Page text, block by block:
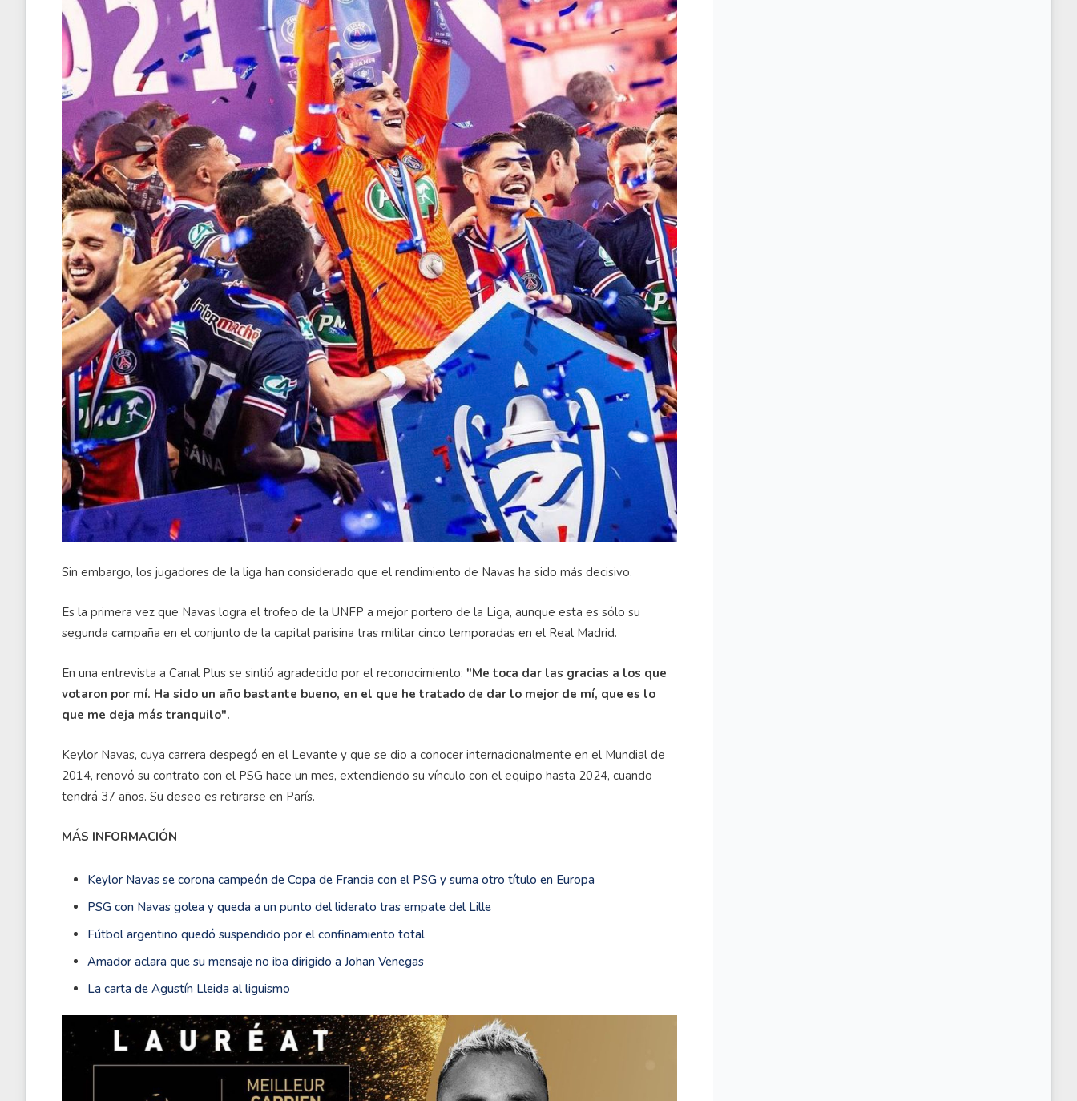
Sin embargo, los jugadores de la liga han considerado que el rendimiento de Navas ha sido más decisivo.
Es la primera vez que Navas logra el trofeo de la UNFP a mejor portero de la Liga, aunque esta es sólo su
segunda campaña en el conjunto de la capital parisina tras militar cinco temporadas en el Real Madrid.
En una entrevista a Canal Plus se sintió agradecido por el reconocimiento: "Me toca dar las gracias a los que
votaron por mí. Ha sido un año bastante bueno, en el que he tratado de dar lo mejor de mí, que es lo
que me deja más tranquilo".
Keylor Navas, cuya carrera despegó en el Levante y que se dio a conocer internacionalmente en el Mundial de
2014, renovó su contrato con el PSG hace un mes, extendiendo su vínculo con el equipo hasta 2024, cuando
tendrá 37 años. Su deseo es retirarse en París.
MÁS INFORMACIÓN
Keylor Navas se corona campeón de Copa de Francia con el PSG y suma otro título en Europa
PSG con Navas golea y queda a un punto del liderato tras empate del Lille
Fútbol argentino quedó suspendido por el confinamiento total
Amador aclara que su mensaje no iba dirigido a Johan Venegas
La carta de Agustín Lleida al liguismo